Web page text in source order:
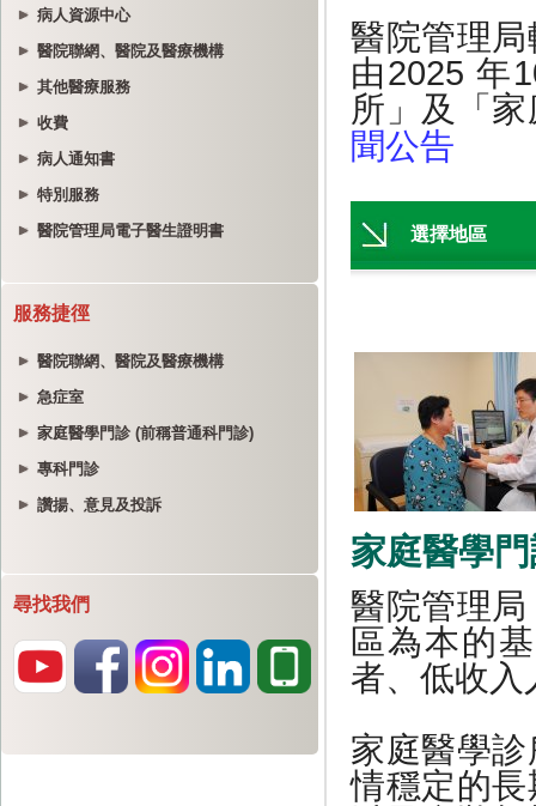
病人資源中心
醫院聯網、醫院及醫療機構
其他醫療服務
收費
病人通知書
特別服務
醫院管理局電子醫生證明書
服務捷徑
醫院聯網、醫院及醫療機構
急症室
家庭醫學門診 (前稱普通科門診)
專科門診
讚揚、意見及投訴
尋找我們